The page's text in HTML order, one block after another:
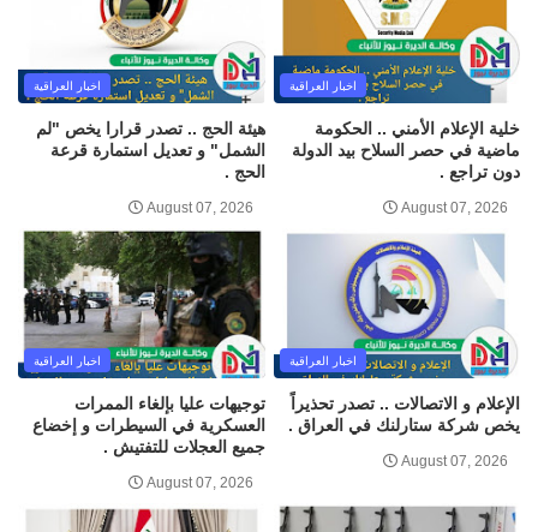
اخبار العراقية
خلية الإعلام الأمني .. الحكومة
ماضية في حصر السلاح بيد الدولة
دون تراجع .
August 07, 2026
اخبار العراقية
هيئة الحج .. تصدر قرارا يخص "لم
الشمل" و تعديل استمارة قرعة
الحج .
August 07, 2026
اخبار العراقية
الإعلام و الاتصالات .. تصدر تحذيراً
يخص شركة ستارلنك في العراق .
August 07, 2026
اخبار العراقية
توجيهات عليا بإلغاء الممرات
العسكرية في السيطرات و إخضاع
جميع العجلات للتفتيش .
August 07, 2026